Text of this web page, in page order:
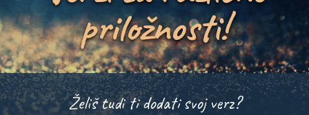
priložnosti!
Želiš tudi ti dodati svoj verz?